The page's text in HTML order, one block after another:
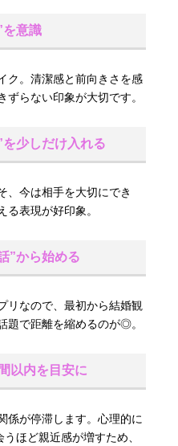
意識
ク。清潔感と前向きさを感
ずらない印象が大切です。
少しだけ入れる
、今は相手を大切にでき
る表現が好印象。
”から始める
リなので、最初から結婚観
題で距離を縮めるのが◎。
以内を目安に
係が停滞します。心理的に
ほど親近感が増すため、